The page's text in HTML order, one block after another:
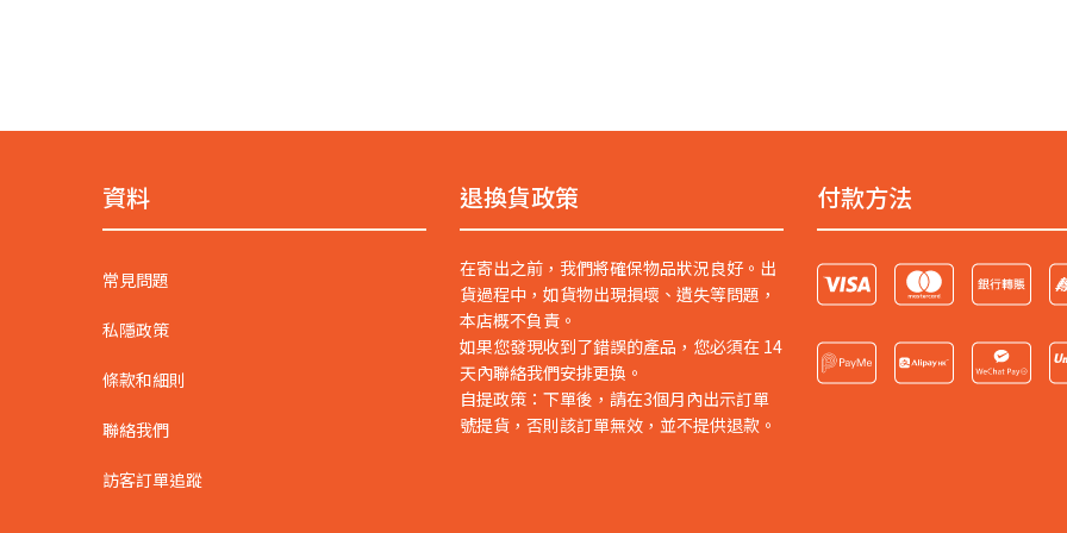
資料
常見問題
私隱政策
條款和細則
聯絡我們
訪客訂單追蹤
退換貨政策
在寄出之前，我們將確保物品狀況良好。出
貨過程中，如貨物出現損壞、遺失等問題，
本店概不負責。
如果您發現收到了錯誤的產品，您必須在 14
天內聯絡我們安排更換。
自提政策：下單後，請在3個月內出示訂單
號提貨，否則該訂單無效，並不提供退款。
付款方法